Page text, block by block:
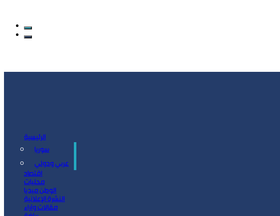
الرئيسية
سوريا
عربي ودولي
اقتصاد
محليات
الوطن ميديا
النشرة الإعلانية
مقالات وآراء